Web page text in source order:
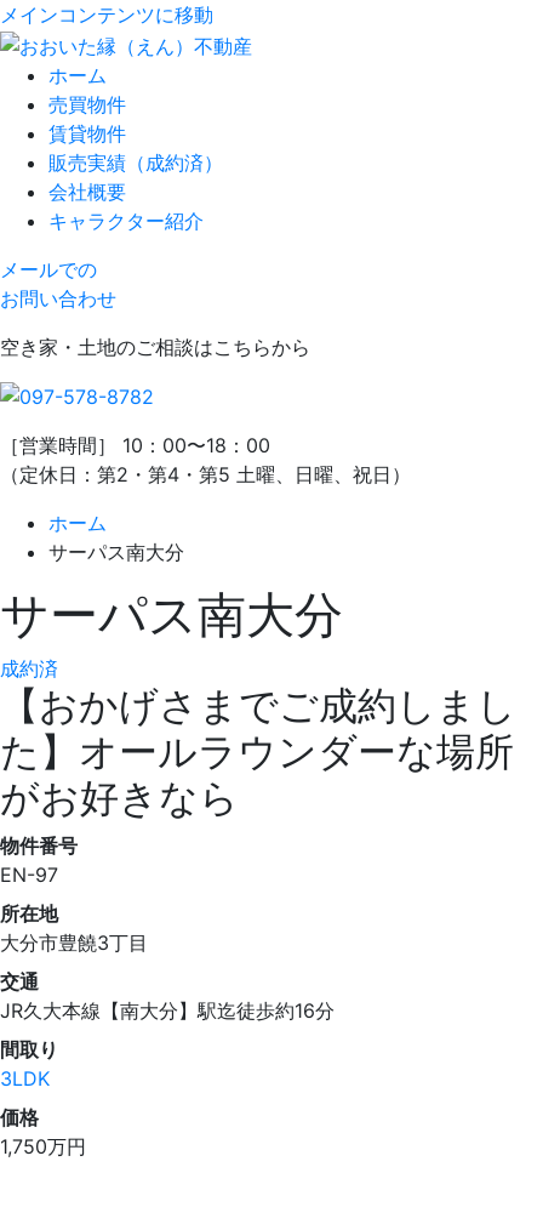
メインコンテンツに移動
ホーム
売買物件
賃貸物件
販売実績（成約済）
会社概要
キャラクター紹介
メールでの
お問い合わせ
空き家・土地のご相談はこちらから
［営業時間］ 10：00〜18：00
（定休日：第2・第4・第5 土曜、日曜、祝日）
ホーム
サーパス南大分
サーパス南大分
成約済
【おかげさまでご成約しまし
た】オールラウンダーな場所
がお好きなら
物件番号
EN-97
所在地
大分市豊饒3丁目
交通
JR久大本線【南大分】駅迄徒歩約16分
間取り
3LDK
価格
1,750万円